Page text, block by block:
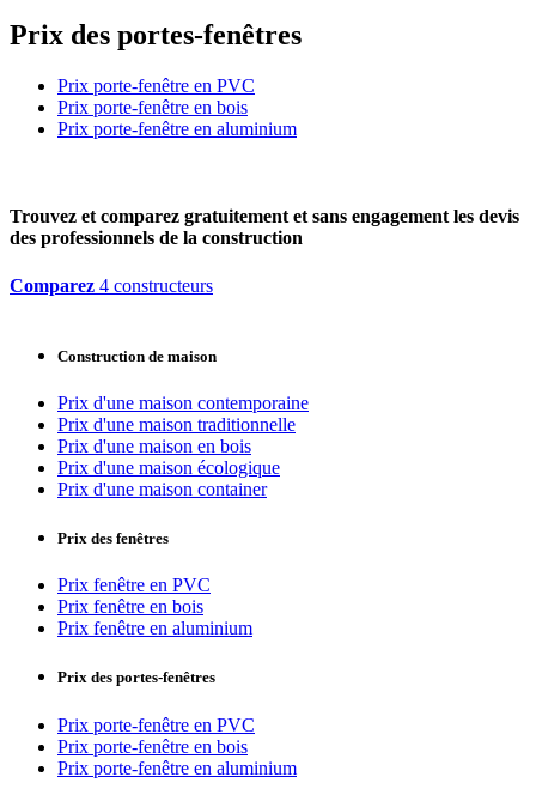
Prix des portes-fenêtres
Prix porte-fenêtre en PVC
Prix porte-fenêtre en bois
Prix porte-fenêtre en aluminium
Trouvez et comparez gratuitement et sans engagement les devis
des professionnels de la construction
Comparez 4 constructeurs
Construction de maison
Prix d'une maison contemporaine
Prix d'une maison traditionnelle
Prix d'une maison en bois
Prix d'une maison écologique
Prix d'une maison container
Prix des fenêtres
Prix fenêtre en PVC
Prix fenêtre en bois
Prix fenêtre en aluminium
Prix des portes-fenêtres
Prix porte-fenêtre en PVC
Prix porte-fenêtre en bois
Prix porte-fenêtre en aluminium